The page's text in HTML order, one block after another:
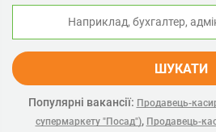
ШУКАТИ
Популярні вакансії: Продавець-
супермаркету "Посад"), Продавець-